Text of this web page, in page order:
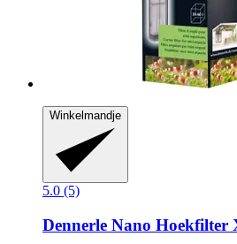
Winkelmandje
5.0 (5)
Dennerle Nano Hoekfilter